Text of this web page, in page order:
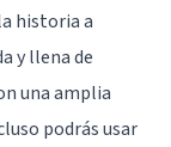
historia a
y llena de
una amplia
podrás usar